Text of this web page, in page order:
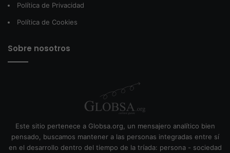
Política de Privacidad
Política de Cookies
Sobre nosotros
Este sitio pertenece a Globsa.org, un mensajero analítico bien
pensado, buscamos mantener a las personas integradas entre sí
en el desarrollo dentro del tiempo de la tríada: persona - sociedad